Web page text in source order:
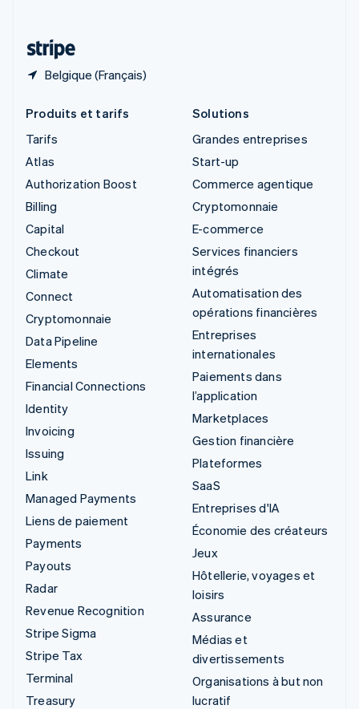
Belgique (Français)
Produits et tarifs
Tarifs
Atlas
Authorization Boost
Billing
Capital
Checkout
Climate
Connect
Cryptomonnaie
Data Pipeline
Elements
Financial Connections
Identity
Invoicing
Issuing
Link
Managed Payments
Liens de paiement
Payments
Payouts
Radar
Revenue Recognition
Stripe Sigma
Stripe Tax
Terminal
Treasury
Solutions
Grandes entreprises
Start-up
Commerce agentique
Cryptomonnaie
E-commerce
Services financiers
intégrés
Automatisation des
opérations financières
Entreprises
internationales
Paiements dans
l’application
Marketplaces
Gestion financière
Plateformes
SaaS
Entreprises d'IA
Économie des créateurs
Jeux
Hôtellerie, voyages et
loisirs
Assurance
Médias et
divertissements
Organisations à but non
lucratif